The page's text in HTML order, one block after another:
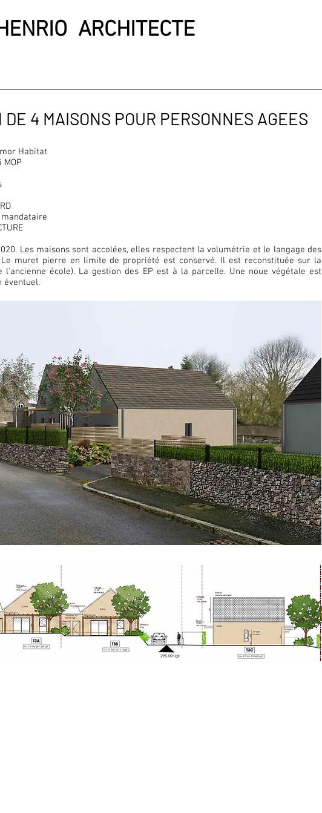
ARCHITECTE
DE 4 MAISONS POUR PERSONNES AGEES
Habitat
mandataire
Les maisons sont accolées, elles respectent la volumétrie et le langage des
muret pierre en limite de propriété est conservé. Il est reconstituée sur la
l'ancienne école). La gestion des EP est à la parcelle. Une noue végétale est
éventuel.